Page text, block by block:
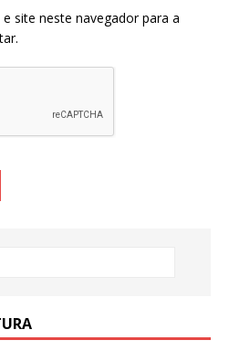
site neste navegador para a